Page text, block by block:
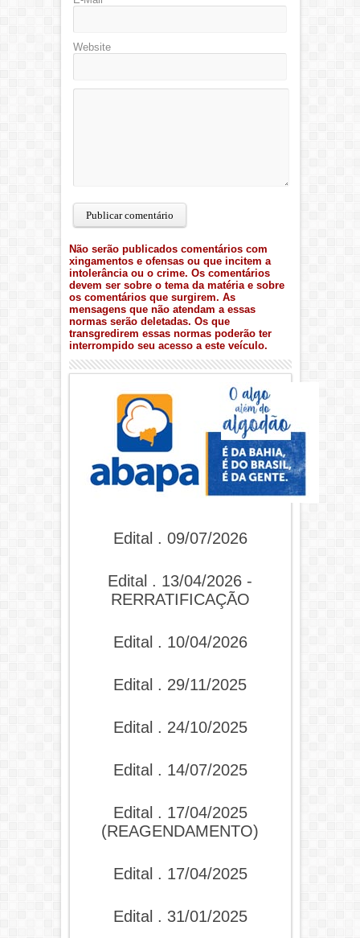
Website
Não serão publicados comentários com
xingamentos e ofensas ou que incitem a
intolerância ou o crime. Os comentários
devem ser sobre o tema da matéria e sobre
os comentários que surgirem. As
mensagens que não atendam a essas
normas serão deletadas. Os que
transgredirem essas normas poderão ter
interrompido seu acesso a este veículo.
Edital . 09/07/2026
Edital . 13/04/2026 -
RERRATIFICAÇÃO
Edital . 10/04/2026
Edital . 29/11/2025
Edital . 24/10/2025
Edital . 14/07/2025
Edital . 17/04/2025
(REAGENDAMENTO)
Edital . 17/04/2025
Edital . 31/01/2025